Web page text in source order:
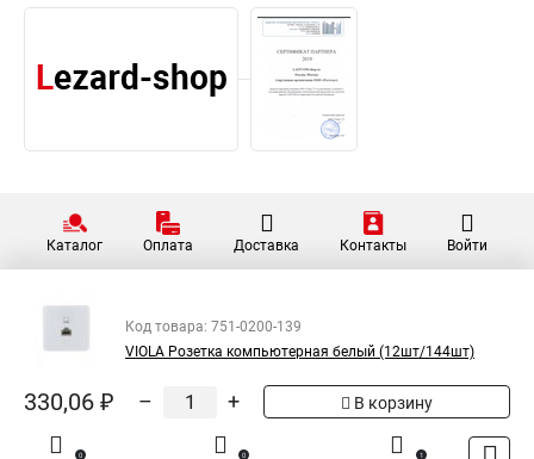
Каталог Оплата Доставка Контакты Войти
Код товара: 751-0200-139
VIOLA Розетка компьютерная белый (12шт/144шт)
330,06 ₽ – + В корзину
0 0 1